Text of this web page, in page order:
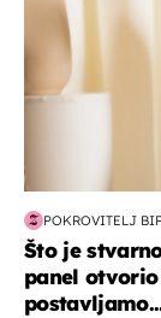
POKROVITELJ
Što je
panel